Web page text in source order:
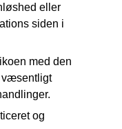
eller
siden i
med den
væsentligt
og